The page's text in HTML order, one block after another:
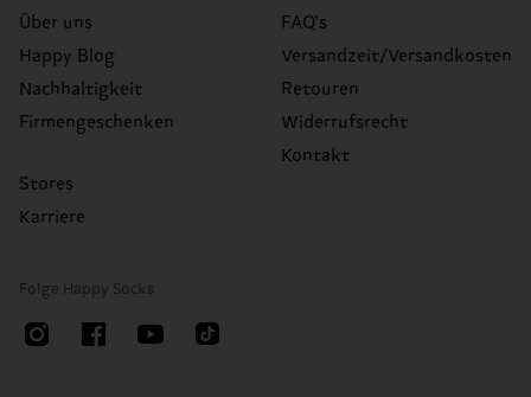
Über uns
Happy Blog
Nachhaltigkeit
Firmengeschenken
Stores
Karriere
FAQ's
Versandzeit/Versandkosten
Retouren
Widerrufsrecht
Kontakt
Folge Happy Socks